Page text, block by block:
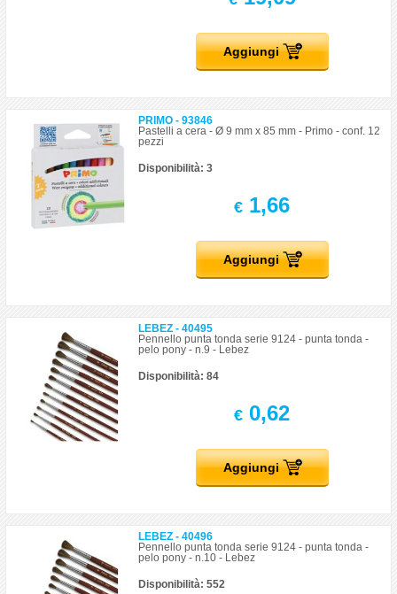
Aggiungi
PRIMO - 93846
Pastelli a cera - Ø 9 mm x 85 mm - Primo - conf. 12
pezzi
Disponibilità: 3
€ 1,66
Aggiungi
LEBEZ - 40495
Pennello punta tonda serie 9124 - punta tonda -
pelo pony - n.9 - Lebez
Disponibilità: 84
€ 0,62
Aggiungi
LEBEZ - 40496
Pennello punta tonda serie 9124 - punta tonda -
pelo pony - n.10 - Lebez
Disponibilità: 552